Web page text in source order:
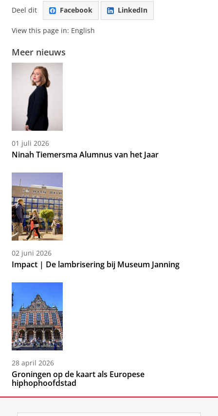
Deel dit Facebook LinkedIn
View this page in: English
Meer nieuws
01 juli 2026
Ninah Tiemersma Alumnus van het Jaar
02 juni 2026
Impact | De lambrisering bij Museum Janning
28 april 2026
Groningen op de kaart als Europese
hiphophoofdstad